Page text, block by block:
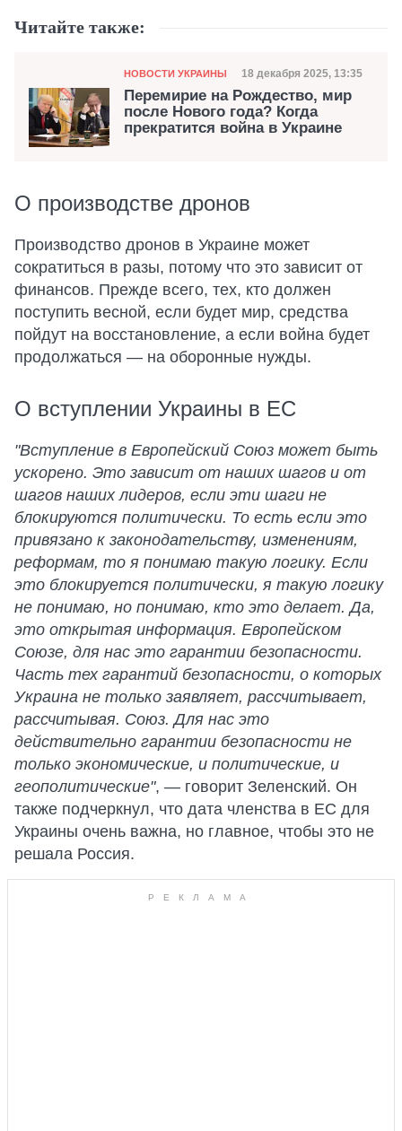
Читайте также:
Категория
НОВОСТИ УКРАИНЫ Дата публикации
18 декабря 2025, 13:35
Перемирие на Рождество, мир
после Нового года? Когда
прекратится война в Украине
О производстве дронов
Производство дронов в Украине может
сократиться в разы, потому что это зависит от
финансов. Прежде всего, тех, кто должен
поступить весной, если будет мир, средства
пойдут на восстановление, а если война будет
продолжаться — на оборонные нужды.
О вступлении Украины в ЕС
"Вступление в Европейский Союз может быть
ускорено. Это зависит от наших шагов и от
шагов наших лидеров, если эти шаги не
блокируются политически. То есть если это
привязано к законодательству, изменениям,
реформам, то я понимаю такую логику. Если
это блокируется политически, я такую логику
не понимаю, но понимаю, кто это делает. Да,
это открытая информация. Европейском
Союзе, для нас это гарантии безопасности.
Часть тех гарантий безопасности, о которых
Украина не только заявляет, рассчитывает,
рассчитывая. Союз. Для нас это
действительно гарантии безопасности не
только экономические, и политические, и
геополитические", — говорит Зеленский. Он
также подчеркнул, что дата членства в ЕС для
Украины очень важна, но главное, чтобы это не
решала Россия.